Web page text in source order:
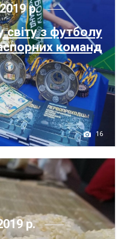
р.
світу з футболу
команд
16
р.